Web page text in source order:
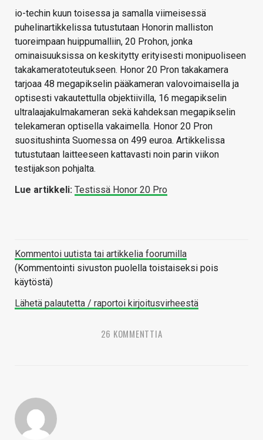
io-techin kuun toisessa ja samalla viimeisessä
puhelinartikkelissa tutustutaan Honorin malliston
tuoreimpaan huippumalliin, 20 Prohon, jonka
ominaisuuksissa on keskitytty erityisesti monipuoliseen
takakameratoteutukseen. Honor 20 Pron takakamera
tarjoaa 48 megapikselin pääkameran valovoimaisella ja
optisesti vakautettulla objektiivilla, 16 megapikselin
ultralaajakulmakameran sekä kahdeksan megapikselin
telekameran optisella vakaimella. Honor 20 Pron
suositushinta Suomessa on 499 euroa. Artikkelissa
tutustutaan laitteeseen kattavasti noin parin viikon
testijakson pohjalta.
Lue artikkeli: Testissä Honor 20 Pro
Kommentoi uutista tai artikkelia foorumilla
(Kommentointi sivuston puolella toistaiseksi pois
käytöstä)
Lähetä palautetta / raportoi kirjoitusvirheestä
26 KOMMENTTIA